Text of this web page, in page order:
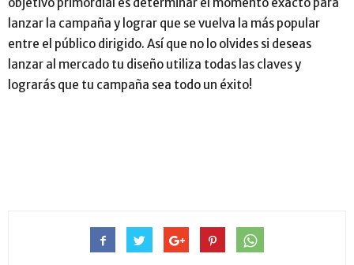
objetivo primordial es determinar el momento exacto para
lanzar la campaña y lograr que se vuelva la más popular
entre el público dirigido. Así que no lo olvides si deseas
lanzar al mercado tu diseño utiliza todas las claves y
lograrás que tu campaña sea todo un éxito!